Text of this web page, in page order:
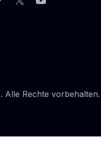
. Alle Rechte vorbehalten.